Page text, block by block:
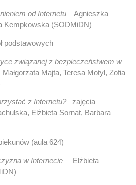
od Internetu – Agnieszka
Kempkowska (SODMiDN)
związanej z bezpieczeństwem w
Małgorzata Majta, Teresa Motyl, Zofia
z Internetu?–zajęcia
Elżbieta Sornat, Barbara
(aula 624)
w Internecie – Elżbieta